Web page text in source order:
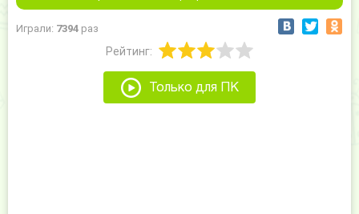
Играли: 7394 раз
Рейтинг:
Только для ПК